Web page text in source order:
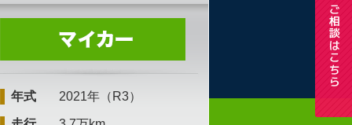
年式 2021年（R3）